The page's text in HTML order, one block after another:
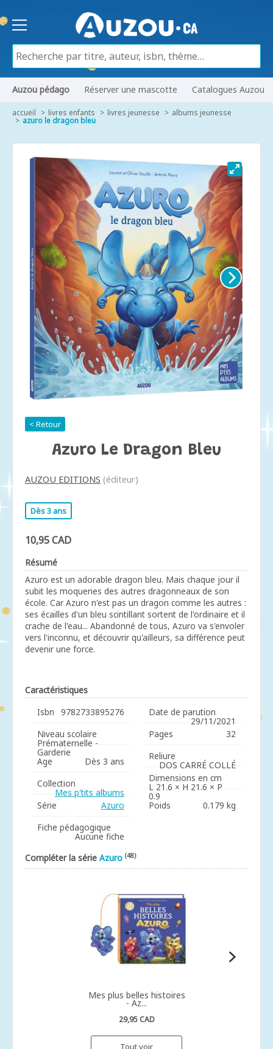
Auzou pédago Réserver une mascotte Catalogues Auzou
accueil livres enfants livres jeunesse albums jeunesse
azuro le dragon bleu
< Retour
Azuro Le Dragon Bleu
AUZOU EDITIONS (éditeur)
Dès 3 ans
10,95 CAD
Résumé
Azuro est un adorable dragon bleu. Mais chaque jour il
subit les moqueries des autres dragonneaux de son
école. Car Azuro n'est pas un dragon comme les autres :
ses écailles d'un bleu scintillant sortent de l'ordinaire et il
crache de l'eau... Abandonné de tous, Azuro va s'envoler
vers l'inconnu, et découvrir qu'ailleurs, sa différence peut
devenir une force.
Caractéristiques
Isbn
9782733895276
Niveau scolaire
Prématernelle -
Garderie
Age
Dès 3 ans
Collection
Mes p'tits albums
Série
Azuro
Fiche pédagogique
Aucune fiche
Date de parution
29/11/2021
Pages
32
Reliure
DOS CARRÉ COLLÉ
Dimensions en cm
L 21.6 × H 21.6 × P
0.9
Poids 0.179 kg
Compléter la série Azuro (48)
Mes plus belles histoires
- Az...
29,95 CAD
Tout voir